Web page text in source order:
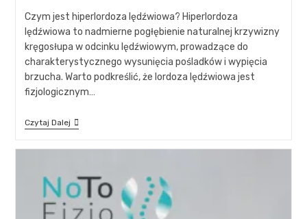
Czym jest hiperlordoza lędźwiowa? Hiperlordoza
lędźwiowa to nadmierne pogłębienie naturalnej krzywizny
kręgosłupa w odcinku lędźwiowym, prowadzące do
charakterystycznego wysunięcia pośladków i wypięcia
brzucha. Warto podkreślić, że lordoza lędźwiowa jest
fizjologicznym…
Czytaj Dalej